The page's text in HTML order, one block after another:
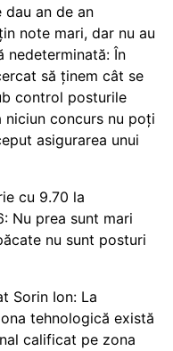
an de an
note mari, dar nu au
nedeterminată: În
să ținem cât se
control posturile
concurs nu poți
asigurarea unui
cu 9.70 la
Nu prea sunt mari
nu sunt posturi
Sorin Ion: La
tehnologică există
calificat pe zona